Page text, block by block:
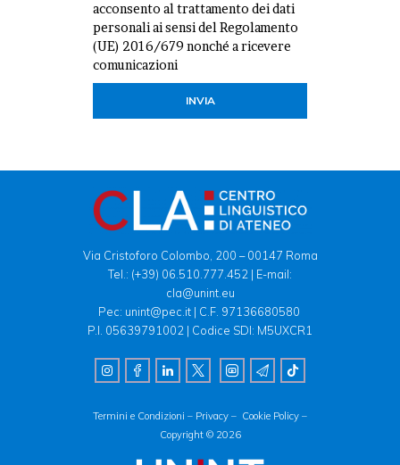
acconsento al trattamento dei dati
personali ai sensi del Regolamento
(UE) 2016/679 nonché a ricevere
comunicazioni
INVIA
Via Cristoforo Colombo, 200 – 00147 Roma
Tel.: (+39) 06.510.777.452 | E-mail:
cla@unint.eu
Pec: unint@pec.it | C.F. 97136680580
P.I. 05639791002 | Codice SDI: M5UXCR1
Termini e Condizioni – Privacy – Cookie Policy –
Copyright © 2026